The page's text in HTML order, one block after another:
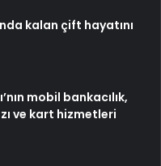
kalan çift hayatını
mobil bankacılık,
ve kart hizmetleri